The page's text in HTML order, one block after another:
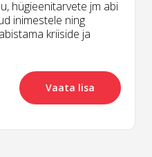
hügieenitarvete jm abi
inimestele ning
kriiside ja
Vaata lisa